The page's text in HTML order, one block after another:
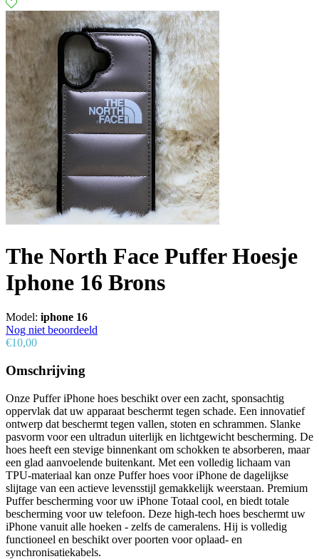
The North Face Puffer Hoesje
Iphone 16 Brons
Model: iphone 16
Nog niet beoordeeld
€10,00
Omschrijving
Onze Puffer iPhone hoes beschikt over een zacht, sponsachtig
oppervlak dat uw apparaat beschermt tegen schade. Een innovatief
ontwerp dat beschermt tegen vallen, stoten en schrammen. Slanke
pasvorm voor een ultradun uiterlijk en lichtgewicht bescherming. De
hoes heeft een stevige binnenkant om schokken te absorberen, maar
een glad aanvoelende buitenkant. Met een volledig lichaam van
TPU-materiaal kan onze Puffer hoes voor iPhone de dagelijkse
slijtage van een actieve levensstijl gemakkelijk weerstaan. Premium
Puffer bescherming voor uw iPhone Totaal cool, en biedt totale
bescherming voor uw telefoon. Deze high-tech hoes beschermt uw
iPhone vanuit alle hoeken - zelfs de cameralens. Hij is volledig
functioneel en beschikt over poorten voor oplaad- en
synchronisatiekabels.